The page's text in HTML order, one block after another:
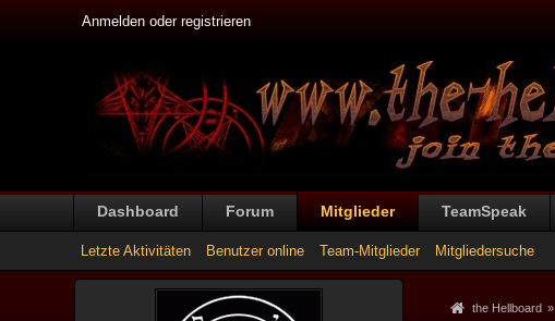
Anmelden oder registrieren
Dashboard Forum Mitglieder TeamSpeak
Letzte Aktivitäten Benutzer online Team-Mitglieder Mitgliedersuche
the Hellboard »